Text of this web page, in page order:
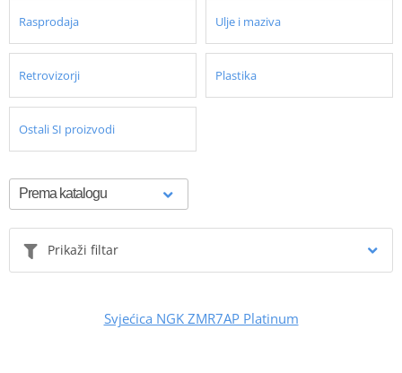
Rasprodaja Ulje i maziva
Retrovizorji Plastika
Ostali SI proizvodi
Prikaži filtar
Svjećica NGK ZMR7AP Platinum